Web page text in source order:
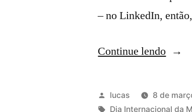
– no LinkedIn,
Continue lendo
lucas 8 de
Dia Internacional da